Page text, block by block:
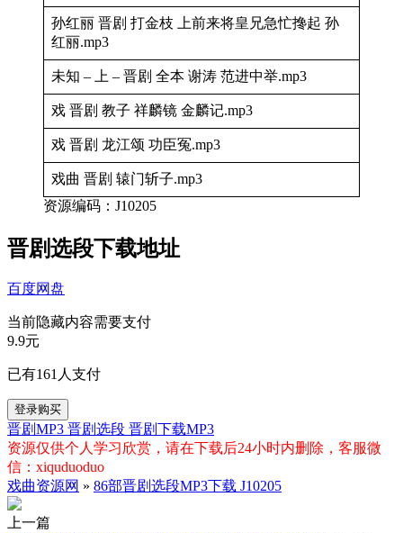
孙红丽 晋剧 打金枝 上前来将皇兄急忙搀起 孙
红丽.mp3
未知 – 上 – 晋剧 全本 谢涛 范进中举.mp3
戏 晋剧 教子 祥麟镜 金麟记.mp3
戏 晋剧 龙江颂 功臣冤.mp3
戏曲 晋剧 辕门斩子.mp3
资源编码：J10205
晋剧选段下载地址
百度网盘
当前隐藏内容需要支付
9.9元
已有161人支付
登录购买
晋剧MP3 晋剧选段 晋剧下载MP3
资源仅供个人学习欣赏，请在下载后24小时内删除，客服微
信：xiquduoduo
戏曲资源网 » 86部晋剧选段MP3下载 J10205
上一篇